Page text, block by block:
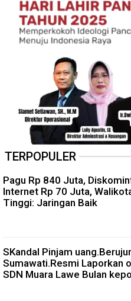
TERPOPULER
Pagu Rp 840 Juta,
Internet Rp 70 Juta,
Tinggi: Jaringan Baik
SKandal Pinjam
Sumawati.Resmi Laporkan
SDN Muara Lawe Bulan